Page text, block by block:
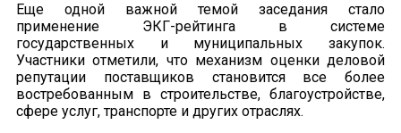
Еще одной важной темой заседания стало
применение ЭКГ-рейтинга в системе
государственных и муниципальных закупок.
Участники отметили, что механизм оценки деловой
репутации поставщиков становится все более
востребованным в строительстве, благоустройстве,
сфере услуг, транспорте и других отраслях.